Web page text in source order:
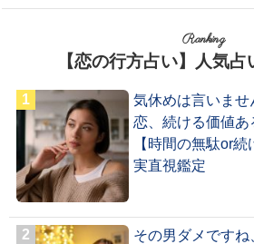
Ranking
【恋の行方占い】人気
気休めは言いま
恋、続ける価値
【時間の無駄or
実直視鑑定
その男ダメです